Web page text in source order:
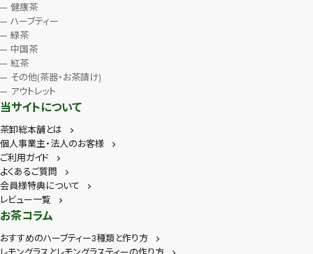
健康茶
ハーブティー
緑茶
中国茶
紅茶
その他(茶器・お茶請け)
アウトレット
当サイトについて
茶卸総本舗とは
個人事業主・法人のお客様
ご利用ガイド
よくあるご質問
会員様特典について
レビュー一覧
お茶コラム
おすすめのハーブティー3種類と作り方